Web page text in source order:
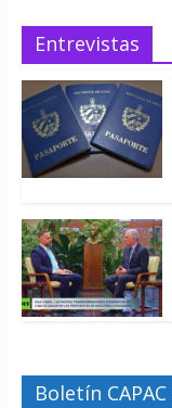
Entrevistas
Boletín CAPAC